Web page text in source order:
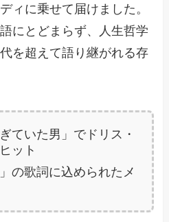
ィに乗せて届けました。
にとどまらず、人生哲学
を超えて語り継がれる存
ていた男」でドリス・
ット
の歌詞に込められたメ